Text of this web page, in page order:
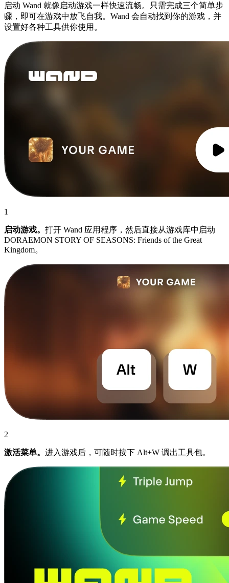
启动 Wand 就像启动游戏一样快速流畅。只需完成三个简单步
骤，即可在游戏中放飞自我。Wand 会自动找到你的游戏，并
设置好各种工具供你使用。
1
启动游戏。 打开 Wand 应用程序，然后直接从游戏库中启动
DORAEMON STORY OF SEASONS: Friends of the Great
Kingdom。
2
激活菜单。 进入游戏后，可随时按下 Alt+W 调出工具包。